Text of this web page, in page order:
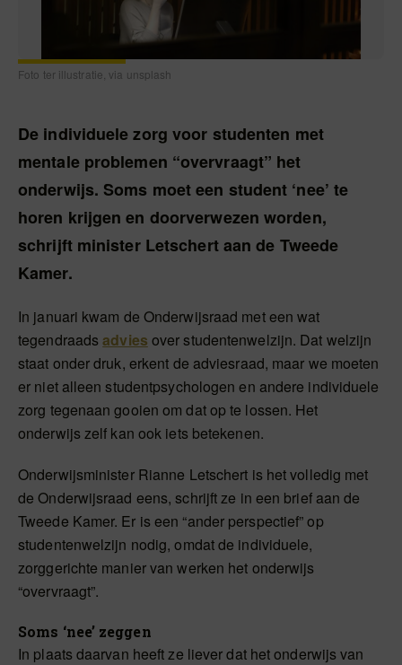
Foto ter illustratie, via unsplash
De individuele zorg voor studenten met
mentale problemen “overvraagt” het
onderwijs. Soms moet een student ‘nee’ te
horen krijgen en doorverwezen worden,
schrijft minister Letschert aan de Tweede
Kamer.
In januari kwam de Onderwijsraad met een wat
tegendraadsadvies over studentenwelzijn. Dat welzijn
staat onder druk, erkent de adviesraad, maar we moeten
er niet alleen studentpsychologen en andere individuele
zorg tegenaan gooien om dat op te lossen. Het
onderwijs zelf kan ook iets betekenen.
Onderwijsminister Rianne Letschert is het volledig met
de Onderwijsraad eens, schrijft ze in een brief aan de
Tweede Kamer. Er is een “ander perspectief” op
studentenwelzijn nodig, omdat de individuele,
zorggerichte manier van werken het onderwijs
“overvraagt”.
Soms ‘nee’ zeggen
In plaats daarvan heeft ze liever dat het onderwijs van